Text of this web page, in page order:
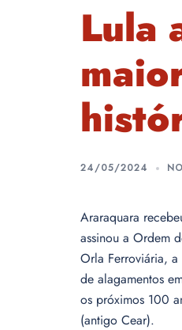
Lula
24/05/2024
Araraquara
assinou a Ordem
Orla Ferroviária,
de alagamentos
os próximos 100
(antigo Cear).